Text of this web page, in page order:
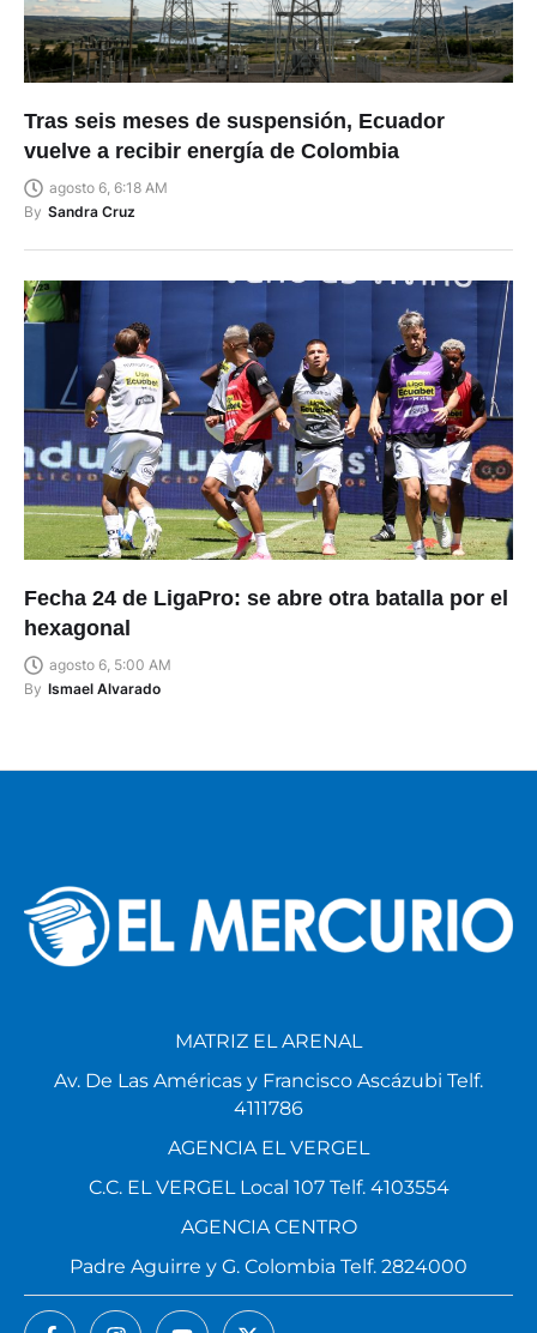
Tras seis meses de suspensión, Ecuador
vuelve a recibir energía de Colombia
agosto 6, 6:18 AM
By Sandra Cruz
Fecha 24 de LigaPro: se abre otra batalla por el
hexagonal
agosto 6, 5:00 AM
By Ismael Alvarado
MATRIZ EL ARENAL
Av. De Las Américas y Francisco Ascázubi Telf.
4111786
AGENCIA EL VERGEL
C.C. EL VERGEL Local 107 Telf. 4103554
AGENCIA CENTRO
Padre Aguirre y G. Colombia Telf. 2824000